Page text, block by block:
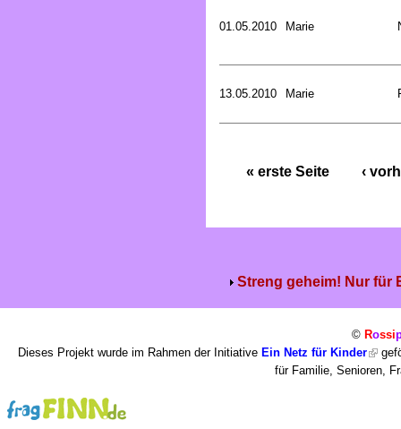
01.05.2010 Marie
13.05.2010 Marie
« erste Seite ‹
Streng geheim! Nur für
© Rossi
Dieses Projekt wurde im Rahmen der Initiative Ein Netz für Kinder
für Familie, Senioren,